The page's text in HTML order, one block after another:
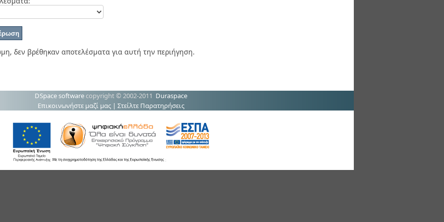
δεν βρέθηκαν αποτελέσματα για αυτή την περιήγηση.
DSpace software copyright © 2002-2011 Duraspace
Επικοινωνήστε μαζί μας | Στείλτε Παρατηρήσεις